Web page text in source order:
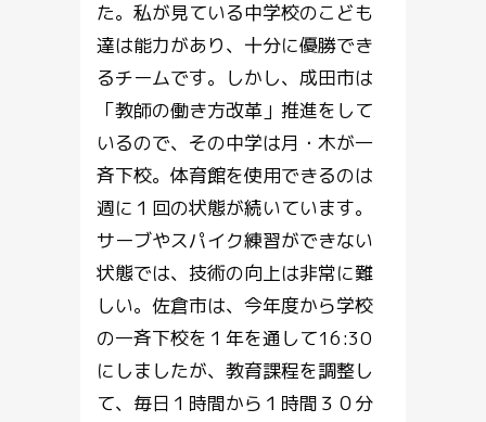
た。私が見ている中学校のこども
達は能力があり、十分に優勝でき
るチームです。しかし、成田市は
「教師の働き方改革」推進をして
いるので、その中学は月・木が一
斉下校。体育館を使用できるのは
週に１回の状態が続いています。
サーブやスパイク練習ができない
状態では、技術の向上は非常に難
しい。佐倉市は、今年度から学校
の一斉下校を１年を通して16:30
にしましたが、教育課程を調整し
て、毎日１時間から１時間３０分